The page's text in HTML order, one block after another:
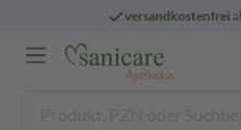
versandkostenfrei